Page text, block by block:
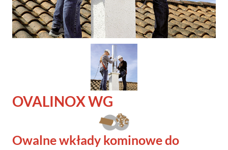
OVALINOXWG
Owalne wkłady kominowe do